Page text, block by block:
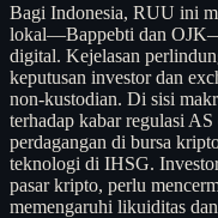
Bagi Indonesia, RUU ini
lokal—Bappebti dan
digital. Kejelasan
keputusan investor dan
non-kustodian. Di sisi
terhadap kabar regulasi
perdagangan di bursa
teknologi di IHSG.
pasar kripto, perlu
memengaruhi likuiditas